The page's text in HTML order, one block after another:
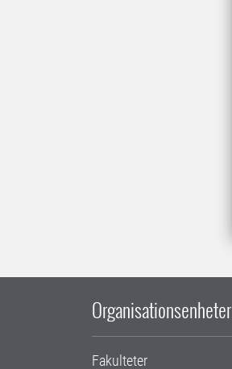
Organisationsenheter
Fakulteter